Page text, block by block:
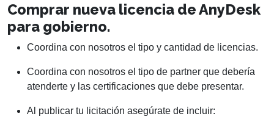
Comprar nueva licencia de AnyDesk
para gobierno.
Coordina con nosotros el tipo y cantidad de licencias.
Coordina con nosotros el tipo de partner que debería
atenderte y las certificaciones que debe presentar.
Al publicar tu licitación asegúrate de incluir: